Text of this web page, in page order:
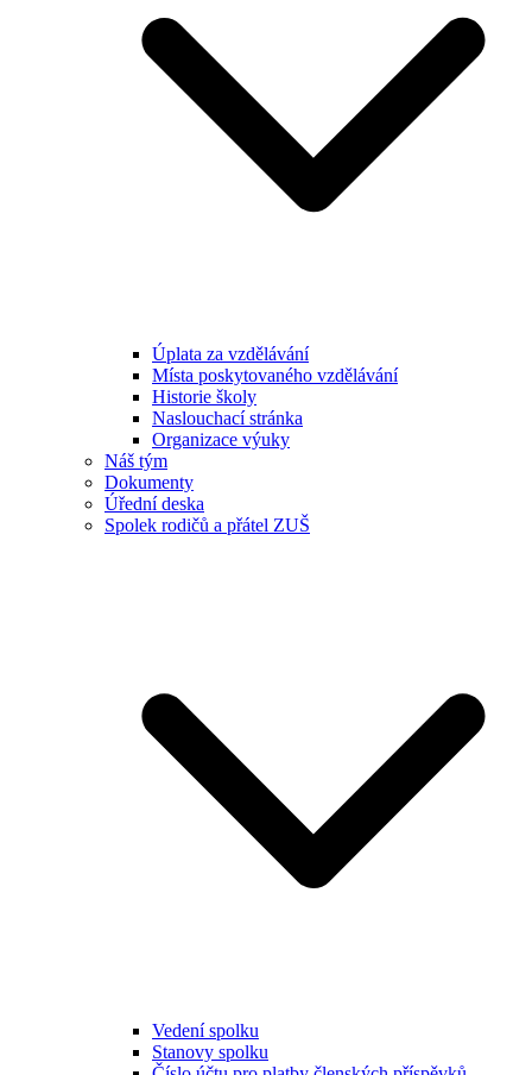
Úplata za vzdělávání
Místa poskytovaného vzdělávání
Historie školy
Naslouchací stránka
Organizace výuky
Náš tým
Dokumenty
Úřední deska
Spolek rodičů a přátel ZUŠ
Vedení spolku
Stanovy spolku